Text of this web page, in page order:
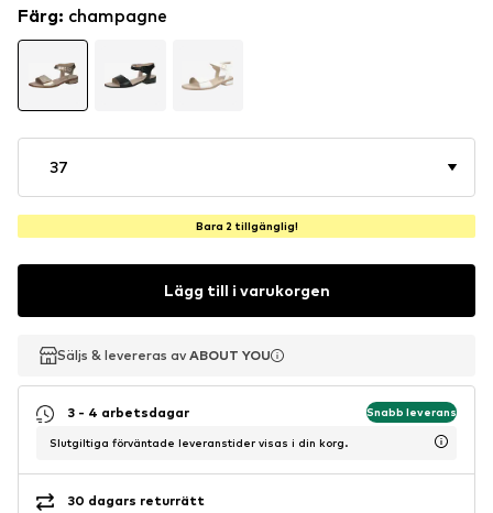
Färg: champagne
37
Bara 2 tillgänglig!
Lägg till i varukorgen
Säljs & levereras av ABOUT YOU
Säljs & levereras av ABOUT YOU
3 - 4 arbetsdagar Snabb leverans
Slutgiltiga förväntade leveranstider visas i din korg.
30 dagars returrätt